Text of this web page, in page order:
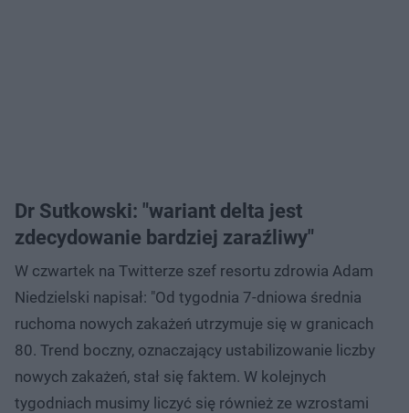
Dr Sutkowski: "wariant delta jest
zdecydowanie bardziej zaraźliwy"
W czwartek na Twitterze szef resortu zdrowia Adam
Niedzielski napisał: "Od tygodnia 7-dniowa średnia
ruchoma nowych zakażeń utrzymuje się w granicach
80. Trend boczny, oznaczający ustabilizowanie liczby
nowych zakażeń, stał się faktem. W kolejnych
tygodniach musimy liczyć się również ze wzrostami